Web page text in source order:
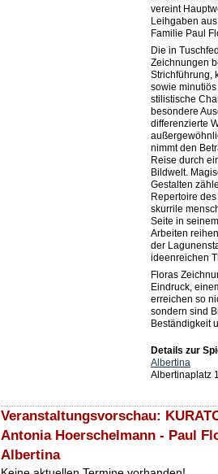
vereint
Leihgaben
Familie Paul
Die in
Zeichnungen
Strichführung,
sowie
stilistische
besondere
differenzierte
nimmt den
Reise durch
Bildwelt.
Gestalten
Repertoire
skurrile
Seite in
Arbeiten
der
ideenreichen
Floras
Eindruck,
erreichen so
sondern sind
Beständigkeit
Details zur
Albertina
Albertinaplatz
Veranstaltungsvorschau:
Antonia Hoerschelmann - Paul
Albertina